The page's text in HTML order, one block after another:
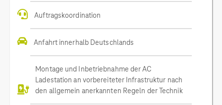
Auftragskoordination
Anfahrt innerhalb Deutschlands
Montage und Inbetriebnahme der AC
Ladestation an vorbereiteter Infrastruktur nach
den allgemein anerkannten Regeln der Technik